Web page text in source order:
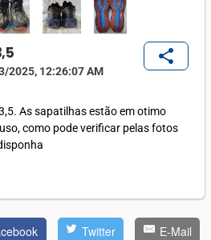
2025, 12:26:07 AM
share
As sapatilhas estão em otimo
como pode verificar pelas fotos
Twitter E-Mail